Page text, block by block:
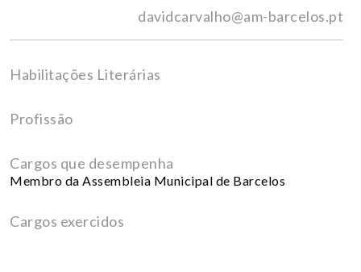
davidcarvalho@am-barcelos.pt
Habilitações Literárias
Profissão
Cargos que desempenha
Membro da Assembleia Municipal de Barcelos
Cargos exercidos